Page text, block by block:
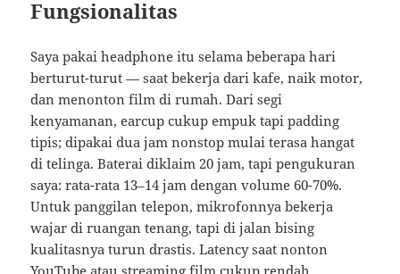
Fungsionalitas
Saya pakai headphone itu selama beberapa hari
berturut-turut — saat bekerja dari kafe, naik motor,
dan menonton film di rumah. Dari segi
kenyamanan, earcup cukup empuk tapi padding
tipis; dipakai dua jam nonstop mulai terasa hangat
di telinga. Baterai diklaim 20 jam, tapi pengukuran
saya: rata-rata 13–14 jam dengan volume 60-70%.
Untuk panggilan telepon, mikrofonnya bekerja
wajar di ruangan tenang, tapi di jalan bising
kualitasnya turun drastis. Latency saat nonton